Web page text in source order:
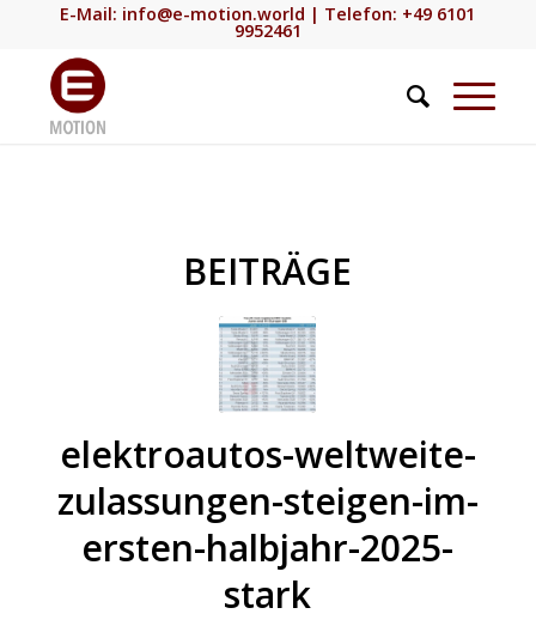
E-Mail: info@e-motion.world | Telefon: +49 6101
9952461
BEITRÄGE
elektroautos-weltweite-
zulassungen-steigen-im-
ersten-halbjahr-2025-
stark